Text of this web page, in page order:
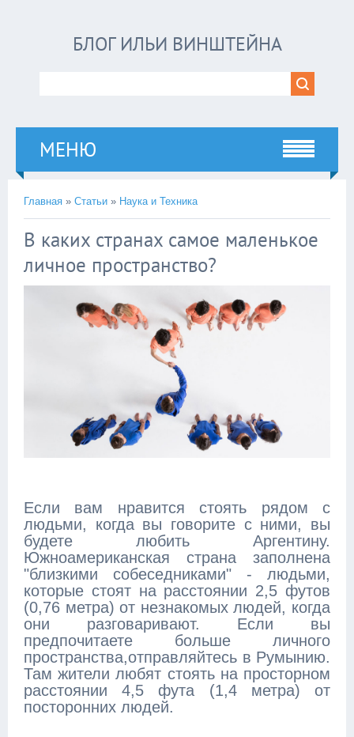
БЛОГ ИЛЬИ ВИНШТЕЙНА
МЕНЮ
Главная » Статьи » Наука и Техника
В каких странах самое маленькое
личное пространство?
Если вам нравится стоять рядом с
людьми, когда вы говорите с ними, вы
будете любить Аргентину.
Южноамериканская страна заполнена
"близкими собеседниками" - людьми,
которые стоят на расстоянии 2,5 футов
(0,76 метра) от незнакомых людей, когда
они разговаривают. Если вы
предпочитаете больше личного
пространства,отправляйтесь в Румынию.
Там жители любят стоять на просторном
расстоянии 4,5 фута (1,4 метра) от
посторонних людей.